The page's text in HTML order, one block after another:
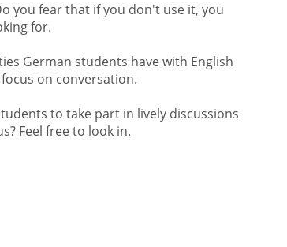
you fear that if you don't use it, you
for.
German students have with English
on conversation.
to take part in lively discussions
Feel free to look in.